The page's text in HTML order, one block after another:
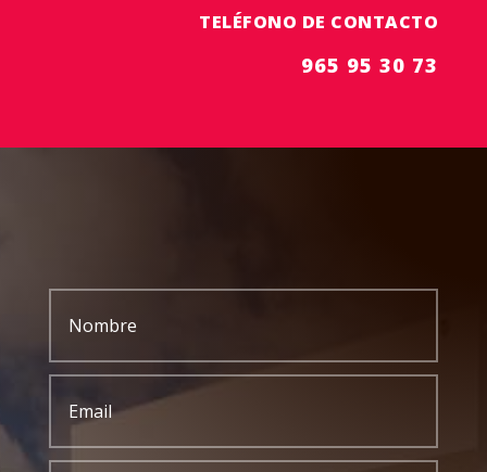
TELÉFONO DE CONTACTO
965 95 30 73